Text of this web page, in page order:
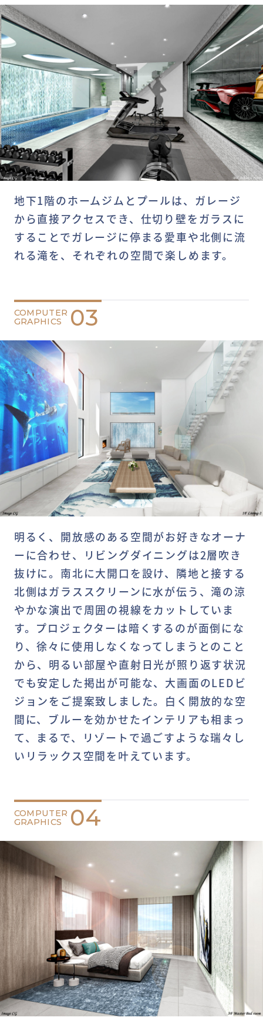
地下1階のホームジムとプールは、ガレージ
から直接アクセスでき、仕切り壁をガラスに
することでガレージに停まる愛車や北側に流
れる滝を、それぞれの空間で楽しめます。
COMPUTER
GRAPHICS
03
明るく、開放感のある空間がお好きなオーナ
ーに合わせ、リビングダイニングは2層吹き
抜けに。南北に大開口を設け、隣地と接する
北側はガラススクリーンに水が伝う、滝の涼
やかな演出で周囲の視線をカットしていま
す。プロジェクターは暗くするのが面倒にな
り、徐々に使用しなくなってしまうとのこと
から、明るい部屋や直射日光が照り返す状況
でも安定した掲出が可能な、大画面のLEDビ
ジョンをご提案致しました。白く開放的な空
間に、ブルーを効かせたインテリアも相まっ
て、まるで、リゾートで過ごすような瑞々し
いリラックス空間を叶えています。
COMPUTER
GRAPHICS
04